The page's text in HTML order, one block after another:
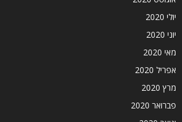
יולי 2020
יוני 2020
מאי 2020
אפריל 2020
מרץ 2020
פברואר 2020